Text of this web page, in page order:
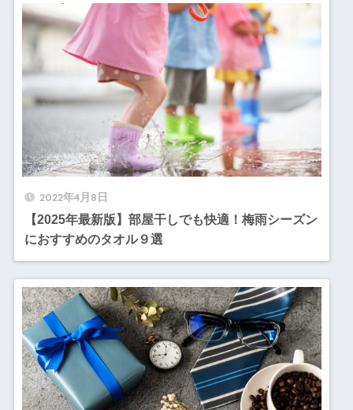
2022年4月8日
【2025年最新版】部屋干しでも快適！梅雨シーズン
におすすめのタオル９選